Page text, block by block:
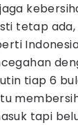
tetap
tiap 6
tapi